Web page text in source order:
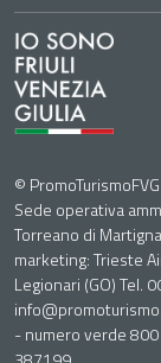
©
Sede operativa
Torreano di
marketing: Trieste
Legionari (GO) Tel.
- numero verde